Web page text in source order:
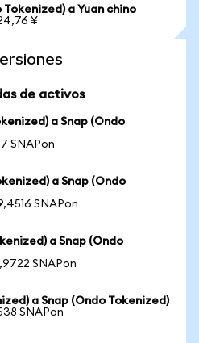
a Yuan chino
¥
de activos
a Snap (Ondo
SNAPon
a Snap (Ondo
SNAPon
a Snap (Ondo
SNAPon
a Snap (Ondo Tokenized)
SNAPon